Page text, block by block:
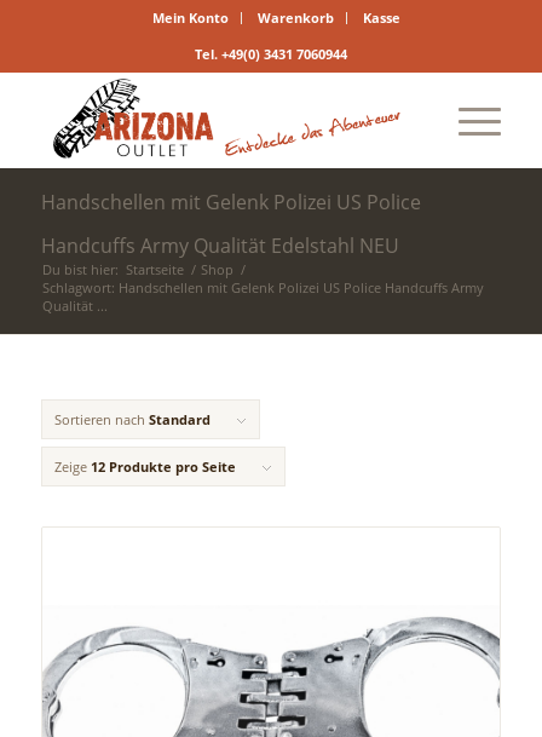
Mein Konto Warenkorb
Kasse
Tel. +49(0) 3431 7060944
Handschellen mit Gelenk Polizei US Police
Handcuffs Army Qualität Edelstahl NEU
Du bist hier: Startseite / Shop /
Schlagwort: Handschellen mit Gelenk Polizei US Police Handcuffs Army
Qualität ...
Sortieren nach Standard
Zeige 12 Produkte pro Seite